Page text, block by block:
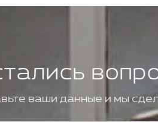
ваши данные и мы